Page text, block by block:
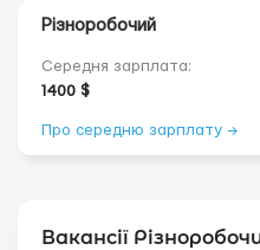
Різноробочий
Середня зарплата:
1400 $
Про середню зарплату →
Вакансії